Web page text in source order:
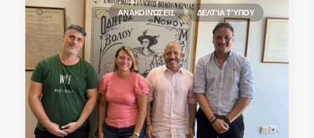
ΑΝΑΚΟΙΝΏΣΕΙΣ ΔΕΛΤΊΑ ΤΎΠΟΥ